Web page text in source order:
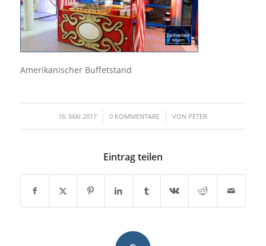
Amerikanischer Buffetstand
16. MAI 2017
/ 0 KOMMENTARE
/ VON PETER
Eintrag teilen